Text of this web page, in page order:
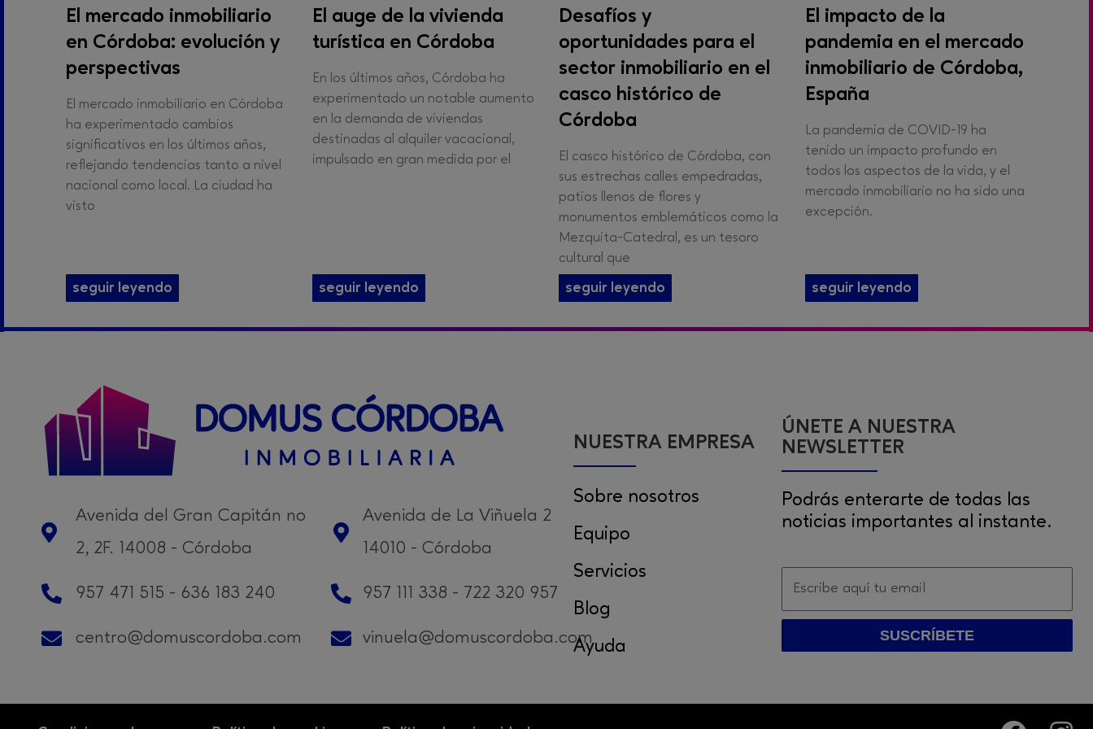
El mercado inmobiliario
en Córdoba: evolución y
perspectivas
El mercado inmobiliario en Córdoba
ha experimentado cambios
significativos en los últimos años,
reflejando tendencias tanto a nivel
nacional como local. La ciudad ha
visto
seguir leyendo
El auge de la vivienda
turística en Córdoba
En los últimos años, Córdoba ha
experimentado un notable aumento
en la demanda de viviendas
destinadas al alquiler vacacional,
impulsado en gran medida por el
seguir leyendo
Desafíos y
oportunidades para el
sector inmobiliario en el
casco histórico de
Córdoba
El casco histórico de Córdoba, con
sus estrechas calles empedradas,
patios llenos de flores y
monumentos emblemáticos como la
Mezquita-Catedral, es un tesoro
cultural que
seguir leyendo
El impacto de la
pandemia en el mercado
inmobiliario de Córdoba,
España
La pandemia de COVID-19 ha
tenido un impacto profundo en
todos los aspectos de la vida, y el
mercado inmobiliario no ha sido una
excepción.
seguir leyendo
Avenida del Gran Capitán no
2, 2F. 14008 - Córdoba
957 471 515 - 636 183 240
centro@domuscordoba.com
Avenida de La Viñuela 2
14010 - Córdoba
957 111 338 - 722 320 957
vinuela@domuscordoba.com
NUESTRA EMPRESA
Sobre nosotros
Equipo
Servicios
Blog
Ayuda
ÚNETE A NUESTRA
NEWSLETTER
Podrás enterarte de todas las
noticias importantes al instante.
SUSCRÍBETE